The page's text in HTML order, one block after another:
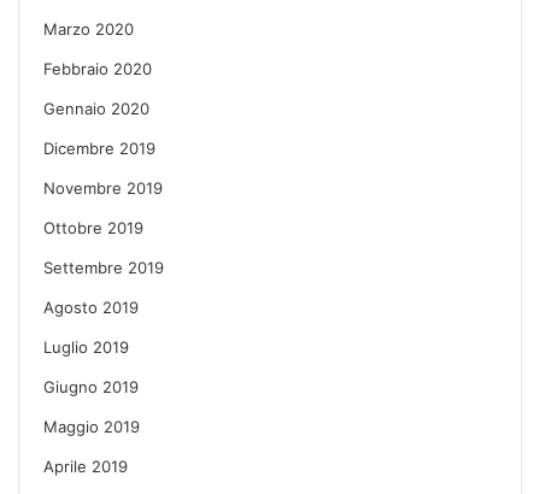
Marzo 2020
Febbraio 2020
Gennaio 2020
Dicembre 2019
Novembre 2019
Ottobre 2019
Settembre 2019
Agosto 2019
Luglio 2019
Giugno 2019
Maggio 2019
Aprile 2019